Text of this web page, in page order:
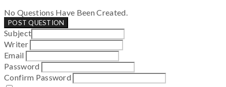
No Questions Have Been Created.
POST QUESTION
Subject
Writer
Email
Password
Confirm Password